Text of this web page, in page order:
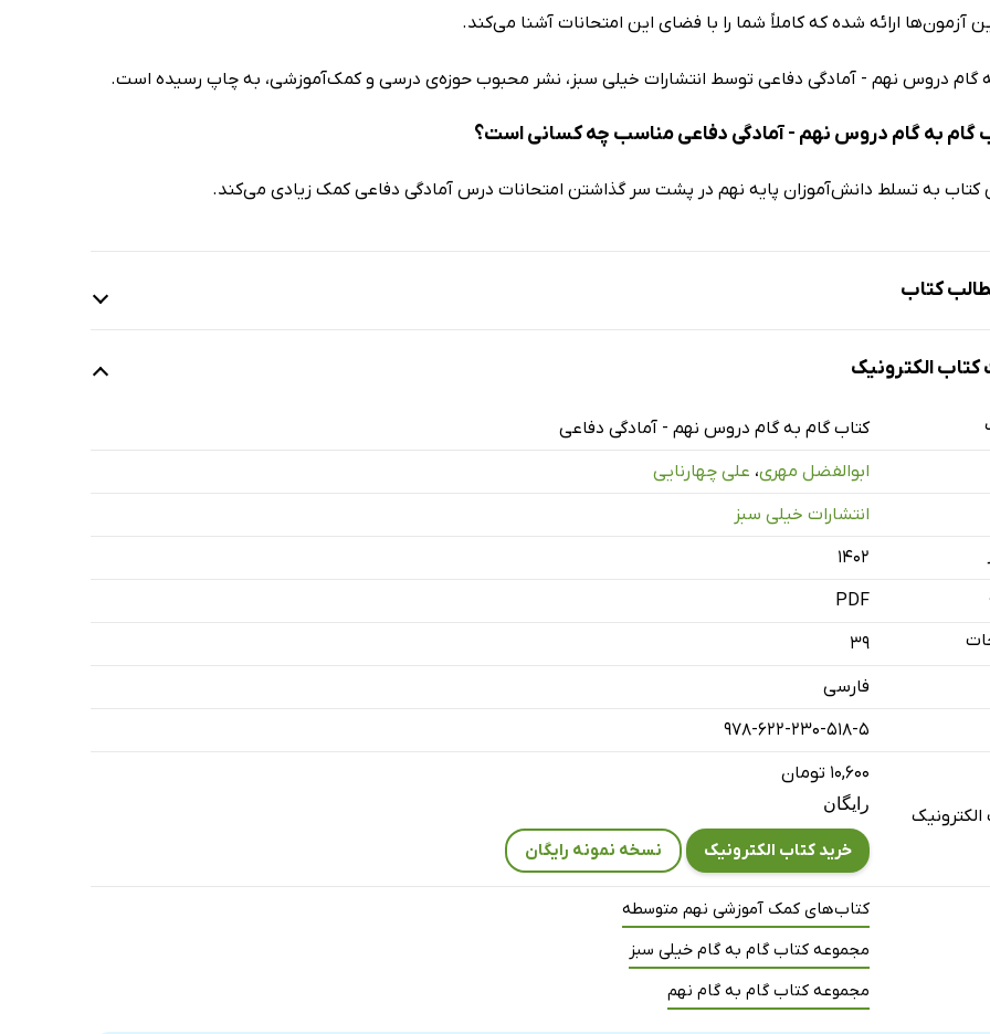
آزمون‌ها ارائه شده که کاملاً شما را با فضای این امتحانات آشنا می‌کند.
گام دروس نهم - آمادگی دفاعی توسط انتشارات خیلی سبز، نشر محبوب حوزه‌ی درسی و کمک‌آموزشی، به چاپ رسیده است.
گام به گام دروس نهم - آمادگی دفاعی مناسب چه کسانی است؟
کتاب به تسلط دانش‌آموزان پایه نهم در پشت سر گذاشتن امتحانات درس آمادگی دفاعی کمک زیادی می‌کند.
کتاب
الکترونیک
کتاب گام به گام دروس نهم - آمادگی دفاعی
ابوالفضل مهری، علی چهارنایی
انتشارات خیلی سبز
۱۴۰۲
PDF
39
فارسی
978-622-230-518-5
۱۰,۶۰۰ تومان
رایگان
خرید کتاب الکترونیک نسخه نمونه رایگان
کتاب‌های کمک آموزشی نهم متوسطه
مجموعه کتاب گام به گام خیلی سبز
مجموعه کتاب گام به گام نهم